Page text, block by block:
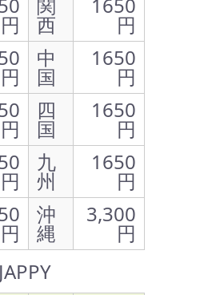
円 西
円
円
中
国
1650
円
円
四
国
1650
円
円
九
州
1650
円
円
沖
縄
3,300
円